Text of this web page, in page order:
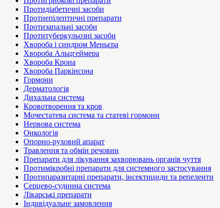
Протидіабетичні засоби
Протиепілептичні препарати
Протизапальні засоби
Протитуберкульозні засоби
Хвороба і синдром Меньєра
Хвороба Альцгеймера
Хвороба Крона
Хвороба Паркінсона
Гормони
Дерматологія
Дихальна система
Кровотворення та кров
Мочестатева система та статеві гормони
Нервова система
Онкологія
Опорно-руховий апарат
Травлення та обмін речовин
Препарати для лікування захворювань органів чуття
Протимікробні препарати для системного застосування
Протипаразитарні препарати, інсектициди та репеленти
Серцево-судинна система
Лікарські препарати
Індивідуальне замовлення